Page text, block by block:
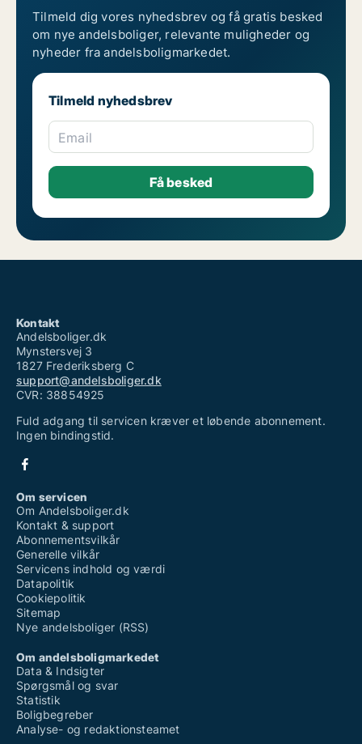
Tilmeld dig vores nyhedsbrev og få gratis besked
om nye andelsboliger, relevante muligheder og
nyheder fra andelsboligmarkedet.
Tilmeld nyhedsbrev
Email
Kontakt
Andelsboliger.dk
Mynstersvej 3
1827 Frederiksberg C
support@andelsboliger.dk
CVR: 38854925
Fuld adgang til servicen kræver et løbende abonnement.
Ingen bindingstid.
Om servicen
Om Andelsboliger.dk
Kontakt & support
Abonnementsvilkår
Generelle vilkår
Servicens indhold og værdi
Datapolitik
Cookiepolitik
Sitemap
Nye andelsboliger (RSS)
Om andelsboligmarkedet
Data & Indsigter
Spørgsmål og svar
Statistik
Boligbegreber
Analyse- og redaktionsteamet